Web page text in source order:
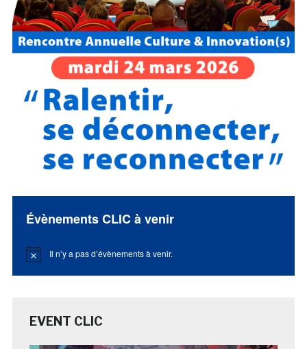
Évènements CLIC à venir
Notice Il n’y a pas d’évènements à venir.
EVENT CLIC